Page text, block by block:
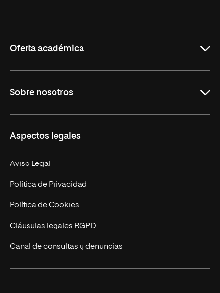
Oferta académica
Másteres Oficiales
Doctorados
Experto Universitario
Postgrados
Cursos Universitarios
Sobre nosotros
Facultades
Nuestro Equipo
Trabaja en UNIR
Actualidad
UNIR Revista
Eventos
Aspectos legales
Aviso Legal
Política de Privacidad
Política de Cookies
Cláusulas legales RGPD
Canal de consultas y denuncias